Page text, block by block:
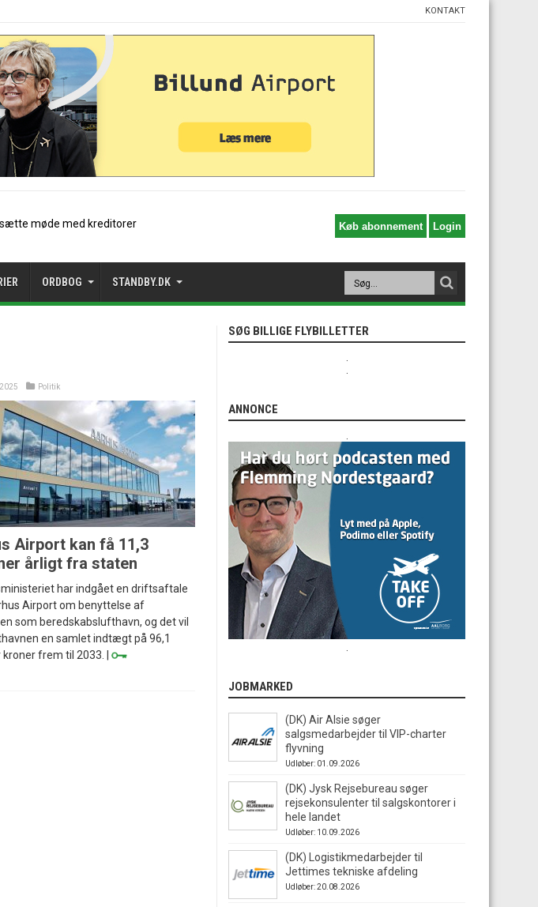
KONTAKT
ORDBOG STANDBY.DK
Politik
Airport kan få 11,3
årligt fra staten
har indgået en driftsaftale
Airport om benyttelse af
som beredskabslufthavn, og det vil
en samlet indtægt på 96,1
frem til 2033. |
SØG BILLIGE FLYBILLETTER
ANNONCE
JOBMARKED
(DK) Air Alsie søger
salgsmedarbejder til VIP-charter
flyvning
Udløber: 01.09.2026
(DK) Jysk Rejsebureau søger
rejsekonsulenter til salgskontorer i
hele landet
Udløber: 10.09.2026
(DK) Logistikmedarbejder til
Jettimes tekniske afdeling
Udløber: 20.08.2026